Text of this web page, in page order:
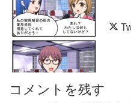
コメントを残す